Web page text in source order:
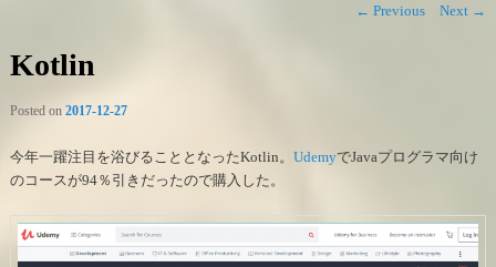
Post
← Previous Next →
Kotlin
Posted on 2017-12-27
今年一躍注目を浴びることとなったKotlin。 UdemyでJavaプログラマ向け
のコースが94％引きだったので購入した。